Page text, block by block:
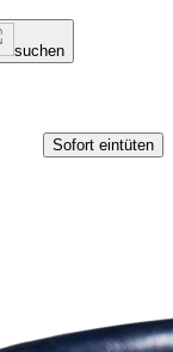
suchen
Sofort eintüten